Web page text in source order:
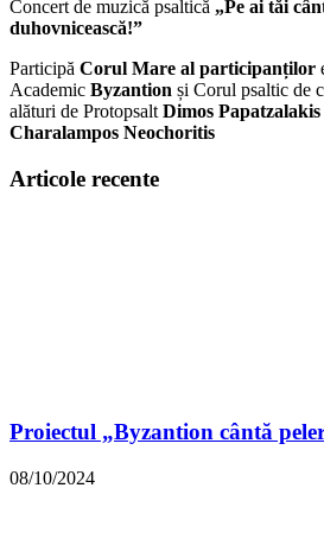
Concert de muzică psaltică „Pe ai tăi
duhovnicească!”
Participă Corul Mare al participanților
Academic Byzantion și Corul psaltic de
alături de Protopsalt Dimos Papatzalakis
Charalampos Neochoritis
Articole recente
Proiectul „Byzantion cântă
08/10/2024